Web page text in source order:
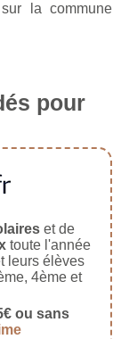
la commune
pour
et de
toute l'année
leurs élèves
4ème et
ou sans